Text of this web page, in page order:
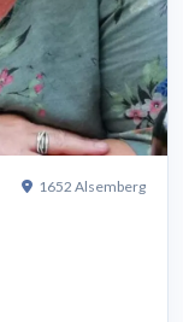
1652 Alsemberg